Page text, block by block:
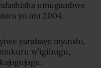
umugambwe
yo mu 2004.
yarabaye myinshi,
w’igihugu,